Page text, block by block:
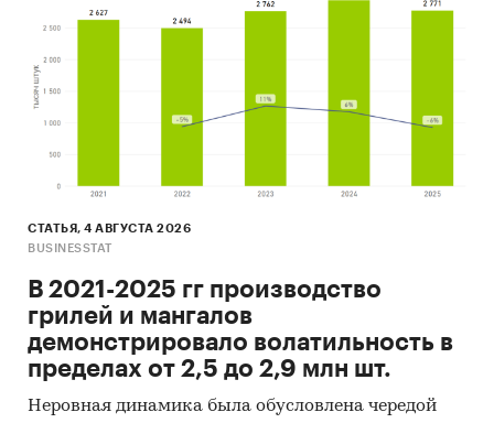
Россия
СТАТЬЯ, 4 АВГУСТА 2026
BUSINESSTAT
В 2021-2025 гг производство
грилей и мангалов
демонстрировало волатильность в
пределах от 2,5 до 2,9 млн шт.
Неровная динамика была обусловлена чередой